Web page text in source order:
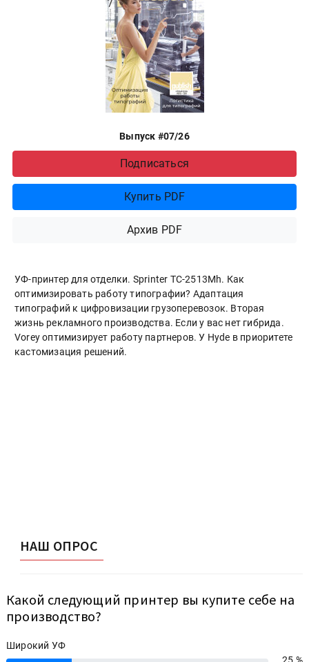
Выпуск #07/26
Подписаться
Купить PDF
Архив PDF
УФ-принтер для отделки. Sprinter ТС-2513Mh. Как
оптимизировать работу типографии? Адаптация
типографий к цифровизации грузоперевозок. Вторая
жизнь рекламного производства. Если у вас нет гибрида.
Vorey оптимизирует работу партнеров. У Hyde в приоритете
кастомизация решений.
НАШ ОПРОС
Какой следующий принтер вы купите себе на
производство?
Широкий УФ
25 %